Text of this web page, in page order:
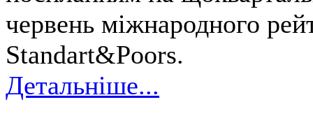
червень міжнародного
Standart&Poors.
Детальніше...